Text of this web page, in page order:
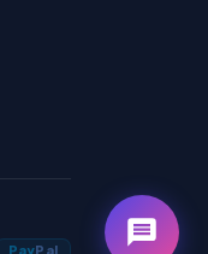
PayPal